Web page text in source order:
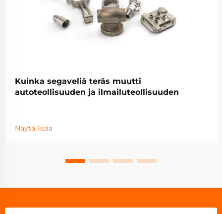
Kuinka segaveliä teräs muutti
autoteollisuuden ja ilmailuteollisuuden
Näytä lisää